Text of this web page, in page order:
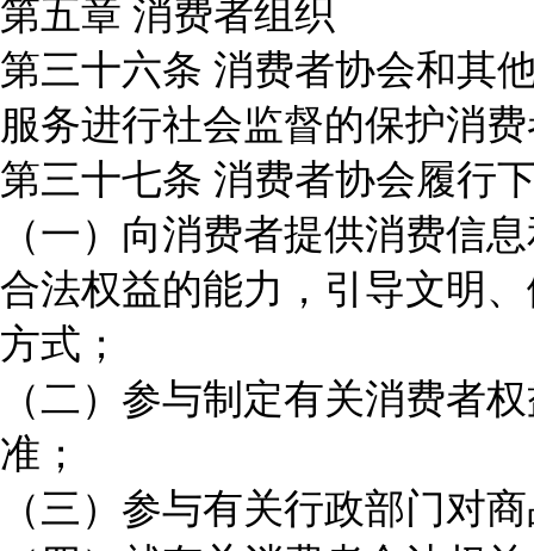
第五章 消费者组织
第三十六条 消费者协会和其
服务进行社会监督的保护消
第三十七条 消费者协会履行
（一）向消费者提供消费信
合法权益的能力，引导文明
方式；
（二）参与制定有关消费者
准；
（三）参与有关行政部门对